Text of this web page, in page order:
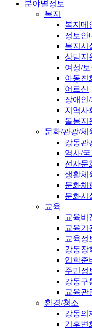
분야별정보
복지
복지메
정보안
복지시
상담지
여성/
아동친
어르신
장애인
지역사
돌봄지
문화/관광/체
강동관
역사/
선사문
생활체
문화체
문화시
교육
교육비
교육기
교육정
강동장
입학준
주민정
강동구
교육관
환경/청소
강동의
기후변